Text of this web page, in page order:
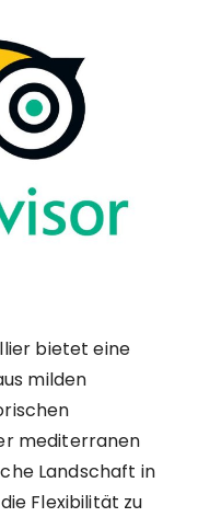
bietet eine
milden
mediterranen
Landschaft in
Flexibilität zu